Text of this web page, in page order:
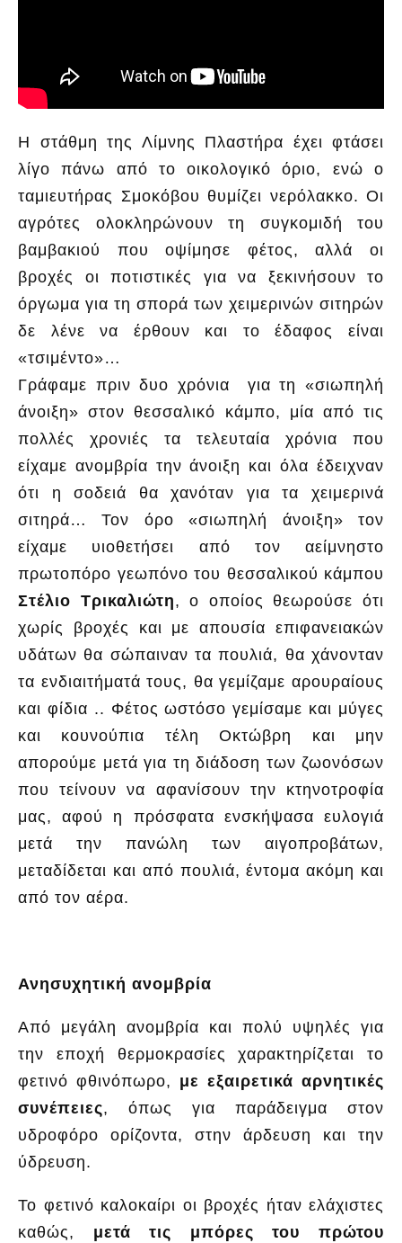
Η στάθμη της Λίμνης Πλαστήρα έχει φτάσει
λίγο πάνω από το οικολογικό όριο, ενώ ο
ταμιευτήρας Σμοκόβου θυμίζει νερόλακκο. Οι
αγρότες ολοκληρώνουν τη συγκομιδή του
βαμβακιού που οψίμησε φέτος, αλλά οι
βροχές οι ποτιστικές για να ξεκινήσουν το
όργωμα για τη σπορά των χειμερινών σιτηρών
δε λένε να έρθουν και το έδαφος είναι
«τσιμέντο»…
Γράφαμε πριν δυο χρόνια για τη «σιωπηλή
άνοιξη» στον θεσσαλικό κάμπο, μία από τις
πολλές χρονιές τα τελευταία χρόνια που
είχαμε ανομβρία την άνοιξη και όλα έδειχναν
ότι η σοδειά θα χανόταν για τα χειμερινά
σιτηρά… Τον όρο «σιωπηλή άνοιξη» τον
είχαμε υιοθετήσει από τον αείμνηστο
πρωτοπόρο γεωπόνο του θεσσαλικού κάμπου
Στέλιο Τρικαλιώτη, ο οποίος θεωρούσε ότι
χωρίς βροχές και με απουσία επιφανειακών
υδάτων θα σώπαιναν τα πουλιά, θα χάνονταν
τα ενδιαιτήματά τους, θα γεμίζαμε αρουραίους
και φίδια .. Φέτος ωστόσο γεμίσαμε και μύγες
και κουνούπια τέλη Οκτώβρη και μην
απορούμε μετά για τη διάδοση των ζωονόσων
που τείνουν να αφανίσουν την κτηνοτροφία
μας, αφού η πρόσφατα ενσκήψασα ευλογιά
μετά την πανώλη των αιγοπροβάτων,
μεταδίδεται και από πουλιά, έντομα ακόμη και
από τον αέρα.
Ανησυχητική ανομβρία
Από μεγάλη ανομβρία και πολύ υψηλές για
την εποχή θερμοκρασίες χαρακτηρίζεται το
φετινό φθινόπωρο, με εξαιρετικά αρνητικές
συνέπειες, όπως για παράδειγμα στον
υδροφόρο ορίζοντα, στην άρδευση και την
ύδρευση.
Το φετινό καλοκαίρι οι βροχές ήταν ελάχιστες
καθώς, μετά τις μπόρες του πρώτου